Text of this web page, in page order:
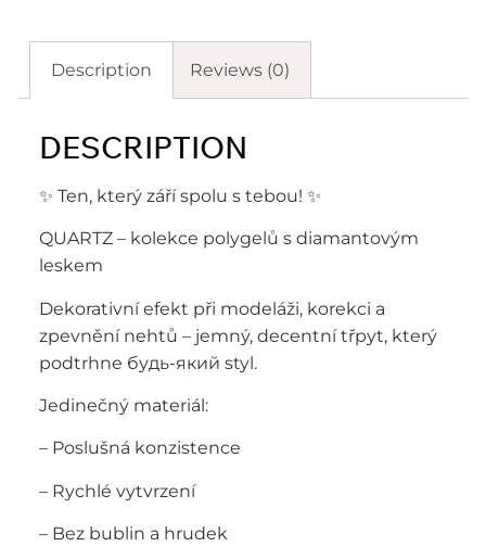
Description Reviews (0)
DESCRIPTION
✨ Ten, který září spolu s tebou! ✨
QUARTZ – kolekce polygelů s diamantovým
leskem
Dekorativní efekt při modeláži, korekci a
zpevnění nehtů – jemný, decentní třpyt, který
podtrhne будь-який styl.
Jedinečný materiál:
– Poslušná konzistence
– Rychlé vytvrzení
– Bez bublin a hrudek